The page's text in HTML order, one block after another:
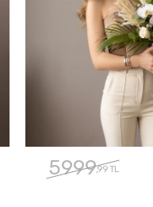
5999,99 TL